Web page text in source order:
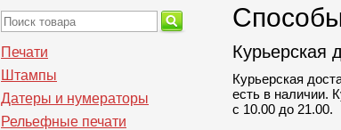
Курьерская
Курьерская
есть в наличии.
с 10.00 до 21.00.
Печати
Штампы
Датеры и нумераторы
Рельефные печати